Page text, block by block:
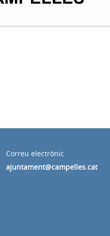
Correu electrònic
ajuntament@campelles.cat